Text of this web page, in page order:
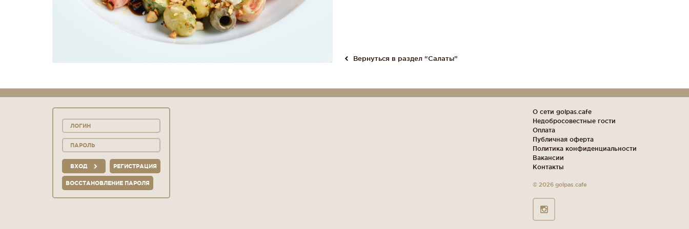
Вернуться в раздел “Салаты”
ВХОД РЕГИСТРАЦИЯ
ВОССТАНОВЛЕНИЕ ПАРОЛЯ
О сети golpas.cafe
Недобросовестные гости
Оплата
Публичная оферта
Политика конфиденциальности
Вакансии
Контакты
© 2026 golpas.cafe